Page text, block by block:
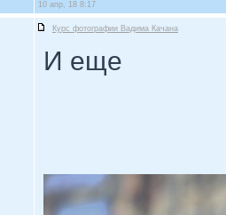
10 апр, 18 8:17
Курс фотографии Вадима Качана
И еще